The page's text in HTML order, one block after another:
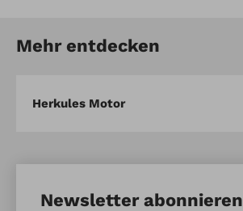
Mulchstopfen
Mehr entdecken
Herkules Motor
Newsletter abonnieren